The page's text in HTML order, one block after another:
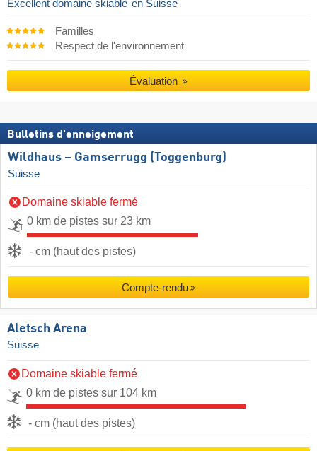
Excellent domaine skiable en Suisse
Familles
Respect de l'environnement
Évaluation
Bulletins d'enneigement
Wildhaus – Gamserrugg (Toggenburg)
Suisse
Domaine skiable fermé
0 km de pistes sur 23 km
- cm (haut des pistes)
Compte-rendu
Aletsch Arena
Suisse
Domaine skiable fermé
0 km de pistes sur 104 km
- cm (haut des pistes)